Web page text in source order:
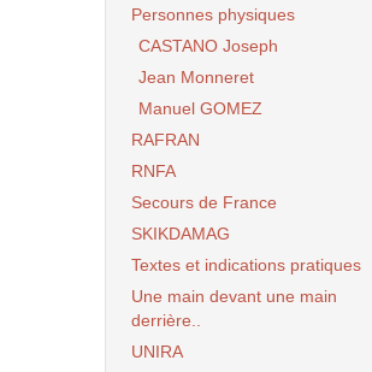
Personnes physiques
CASTANO Joseph
Jean Monneret
Manuel GOMEZ
RAFRAN
RNFA
Secours de France
SKIKDAMAG
Textes et indications pratiques
Une main devant une main
derrière..
UNIRA